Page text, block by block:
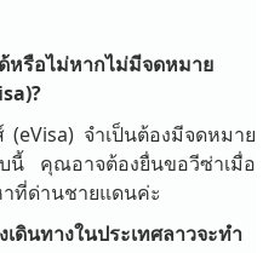
หรือไม่หากไม่มีจดหมาย
จำเป็นต้องมีจดหมาย
คุณอาจต้องยื่นขอวีซ่าเมื่อ
ที่ด่านชายแดนค่ะ
ดินทางในประเทศลาวจะทำ